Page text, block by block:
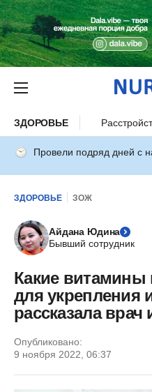
ЗДОРОВЬЕ
Провели подряд дней с
ЗДОРОВЬЕ ЗОЖ
Айдана Юдина
Бывший сотрудник
Какие
для укрепления
рассказала
Опубликовано:
9 ноября 2022, 06:37